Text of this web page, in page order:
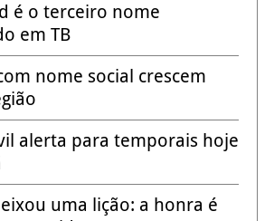
é o terceiro nome
em TB
nome social crescem
alerta para temporais hoje
uma lição: a honra é